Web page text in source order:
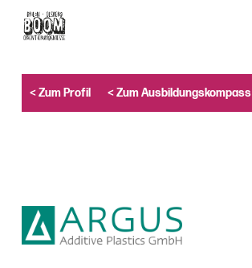
content
< Zum Profil < Zum Ausbildungskompass